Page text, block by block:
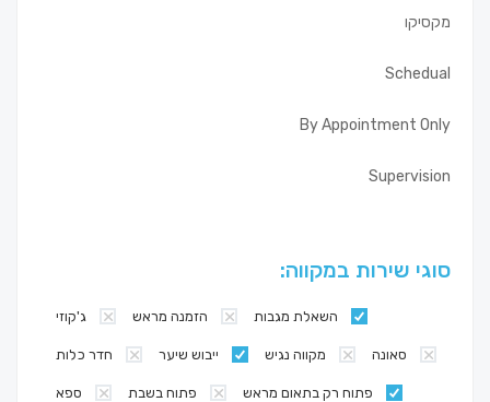
מקסיקו
Schedual
By Appointment Only
Supervision
סוגי שירות במקווה:
ג'קוזי הזמנה מראש השאלת מגבות
חדר כלות ייבוש שיער מקווה נגיש סאונה
ספא פתוח בשבת פתוח רק בתאום מראש